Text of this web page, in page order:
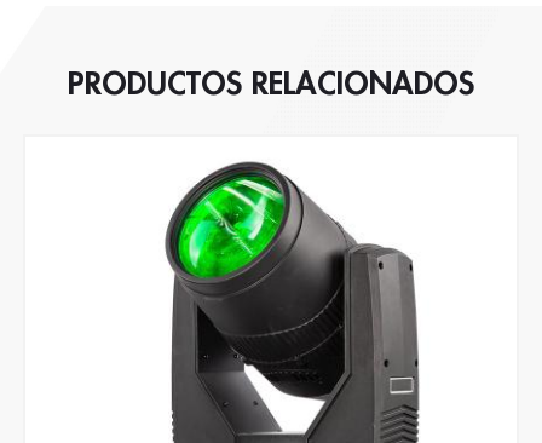
PRODUCTOS RELACIONADOS